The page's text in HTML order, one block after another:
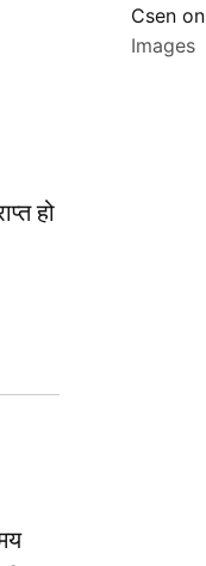
हो
Csen on
Images